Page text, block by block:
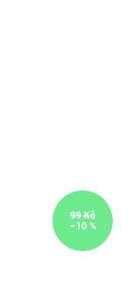
99 Kč
–10 %